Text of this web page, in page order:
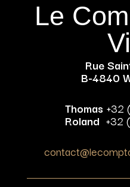
Le
Rue
B-4840
Thomas +32
Roland +32